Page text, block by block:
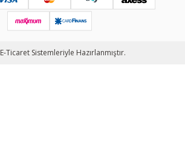
E-TicaretSistemleriyle Hazırlanmıştır.